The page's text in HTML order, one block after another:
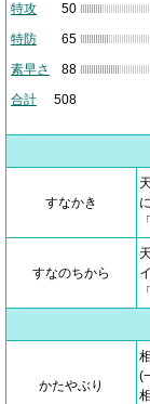
特攻
50
特防
65
素早さ
88
合計
508
すなかき
すなのちから
かたやぶり
(